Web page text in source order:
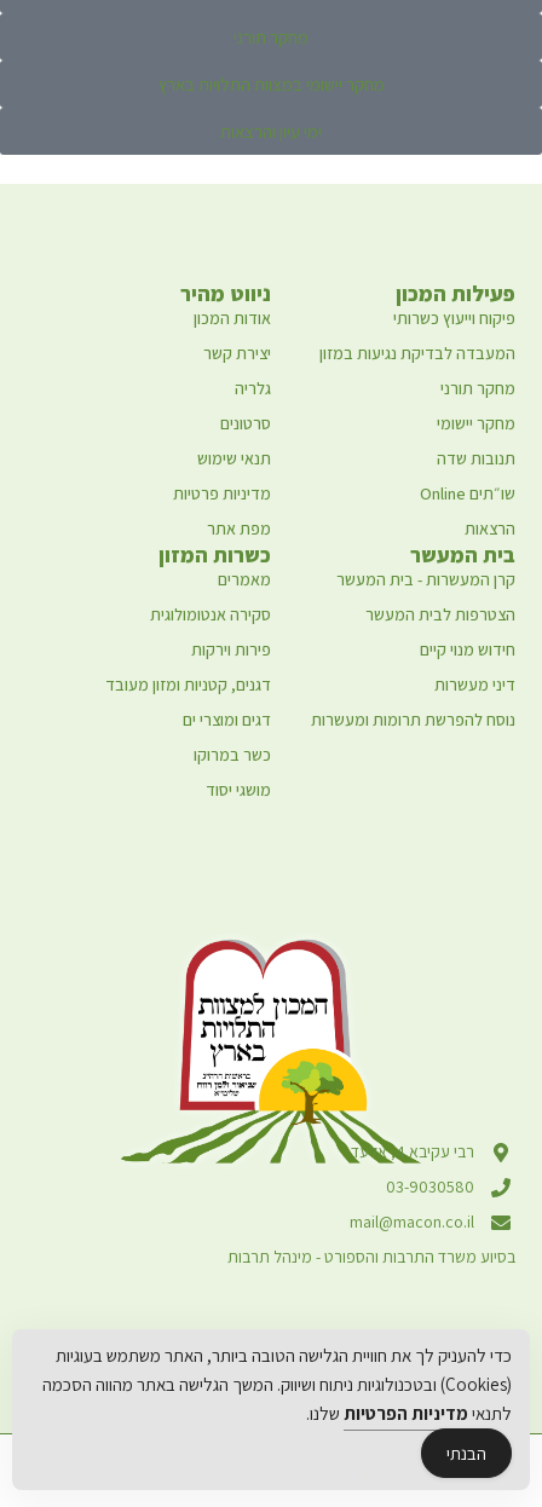
מחקר תורני
מחקר יישומי במצוות התלויות בארץ
ימי עיון והרצאות
רבי עקיבא 4, אלעד
03-9030580
mail@macon.co.il
בסיוע משרד התרבות והספורט - מינהל תרבות
ניווט מהיר
אודות המכון
יצירת קשר
גלריה
סרטונים
תנאי שימוש
מדיניות פרטיות
מפת אתר
פעילות המכון
פיקוח וייעוץ כשרותי
המעבדה לבדיקת נגיעות במזון
מחקר תורני
מחקר יישומי
תנובות שדה
שו״תים Online
הרצאות
כשרות המזון
מאמרים
סקירה אנטומולוגית
פירות וירקות
דגנים, קטניות ומזון מעובד
דגים ומוצרי ים
כשר במרוקו
מושגי יסוד
בית המעשר
קרן המעשרות - בית המעשר
הצטרפות לבית המעשר
חידוש מנוי קיים
דיני מעשרות
נוסח להפרשת תרומות ומעשרות
© 2026 כל הזכויות שמורות למכון למצוות התלויות בארץ
כדי להעניק לך את חוויית הגלישה הטובה ביותר, האתר משתמש בעוגיות
(Cookies) ובטכנולוגיות ניתוח ושיווק. המשך הגלישה באתר מהווה הסכמה
לתנאי מדיניות הפרטיות שלנו.
הבנתי